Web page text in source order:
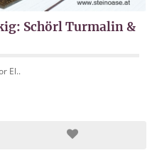
Schörl Turmalin &
El..